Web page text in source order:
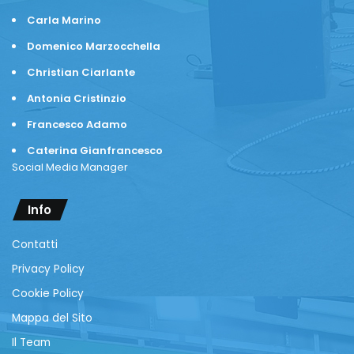
Carla Marino
Domenico Marzocchella
Christian Ciarlante
Antonia Cristinzio
Francesco Adamo
Caterina Gianfrancesco
Social Media Manager
Info
Contatti
Privacy Policy
Cookie Policy
Mappa del Sito
Il Team